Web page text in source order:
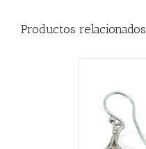
Productos relacionados